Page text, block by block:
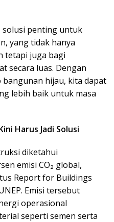
solusi penting untuk
yang tidak hanya
tetapi juga bagi
secara luas. Dengan
hijau, kita dapat
lebih baik untuk masa
Harus Jadi Solusi
diketahui
emisi CO₂ global,
Report for Buildings
Emisi tersebut
operasional
seperti semen serta